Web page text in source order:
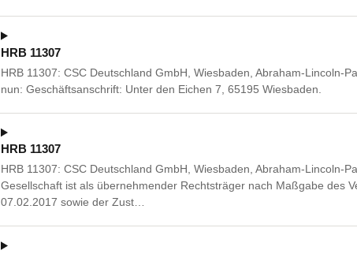
HRB 11307
HRB 11307: CSC Deutschland GmbH, Wiesbaden, Abraham-Lincoln-
nun: Geschäftsanschrift: Unter den Eichen 7, 65195 Wiesbaden.
HRB 11307
HRB 11307: CSC Deutschland GmbH, Wiesbaden, Abraham-Lincoln-
Gesellschaft ist als übernehmender Rechtsträger nach Maßgabe des
07.02.2017 sowie der Zust…